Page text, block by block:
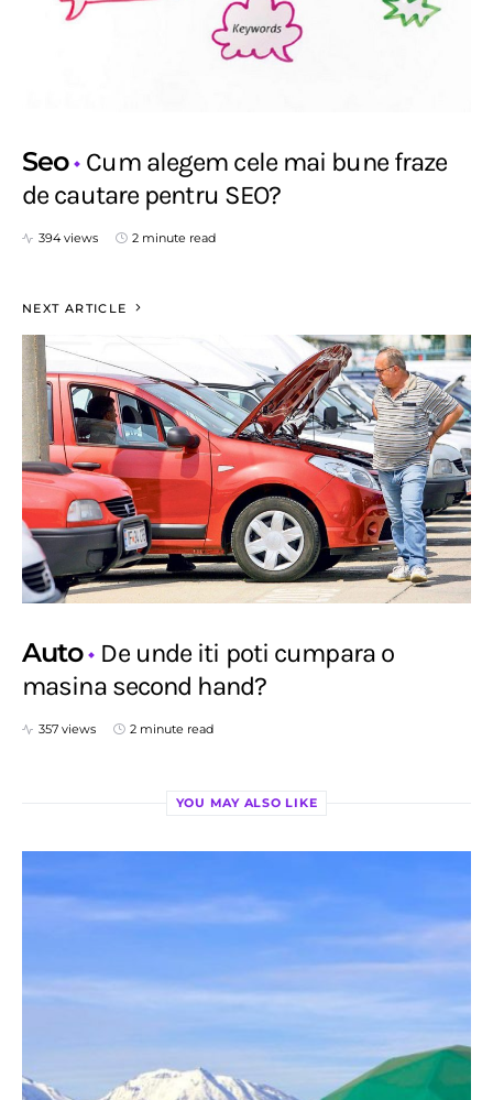
Seo Cum alegem cele mai bune fraze
de cautare pentru SEO?
394 views 2 minute read
NEXT ARTICLE
Auto
De unde iti poti cumpara o
masina second hand?
357 views 2 minute read
YOU MAY ALSO LIKE